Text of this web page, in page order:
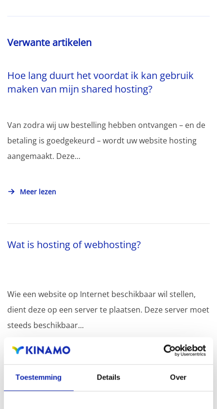
Toestemming Details Over
Verwante artikelen
Hoe lang duurt het voordat ik kan gebruik
maken van mijn shared hosting?
Van zodra wij uw bestelling hebben ontvangen – en de
betaling is goedgekeurd – wordt uw website hosting
aangemaakt. Deze...
Meer lezen
Wat is hosting of webhosting?
Wie een website op Internet beschikbaar wil stellen,
dient deze op een server te plaatsen. Deze server moet
steeds beschikbaar...